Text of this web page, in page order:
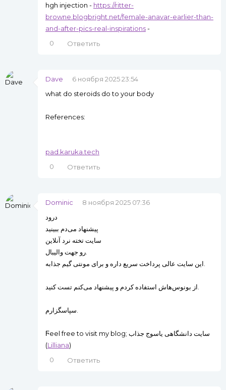
hgh injection - https://ritter-
browne.blogbright.net/female-anavar-earlier-than-
and-after-pics-real-inspirations-
0
Ответить
Dave
6 ноября 2025 23:54
what do steroids do to your body
References:
pad.karuka.tech
0
Ответить
Dominic
8 ноября 2025 07:36
درود
پیشنهاد می‌دم ببینید
سایت تخته نرد آنلاین
Ϝeel free to visіt my blog; سایت دانشگاهی یاسوج جذاب
(Lilliana)
0
Ответить